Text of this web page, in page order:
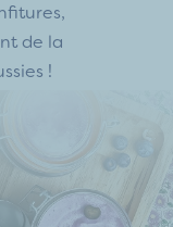
de la
!